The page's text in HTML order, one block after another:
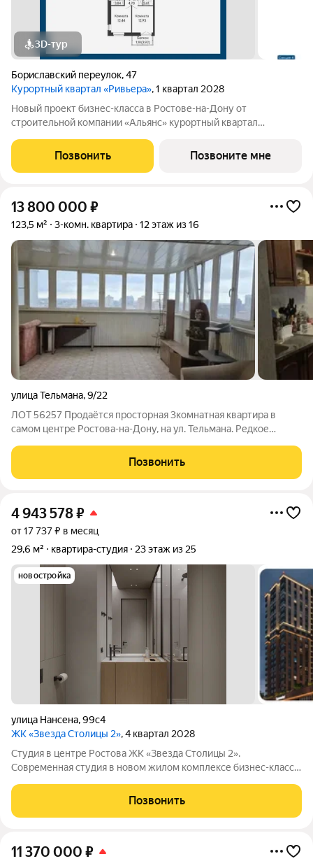
3D-тур
Бориславский переулок,47
Курортный квартал «Ривьера», 1 квартал 2028
Новый проект бизнес-класса в Ростове-на-Дону от
строительной компании «Альянс» курортный квартал
располагается рядом с ТЦ «Горизонт», в окружении парков по
адресу пер. Бориславский, 47. Про такие
Позвонить Позвоните мне
13 800 000 ₽
123,5 м² 3-комн. квартира 12 этаж из 16
улица Тельмана,9/22
ЛОТ 56257 Продаётся просторная 3комнатная квартира в
самом центре Ростова-на-Дону, на ул. Тельмана. Редкое
большая закрытая терраса 50,5 м с панорамным видом на
Позвонить
4 943 578₽
от 17 737 ₽ в месяц
29,6 м²
квартира-студия 23 этаж из 25
новостройка
улица Нансена,99с4
ЖК «Звезда Столицы 2», 4 квартал 2028
Студия в центре Ростова ЖК «Звезда Столицы 2».
Современная студия в новом жилом комплексе бизнес-класса
Семейная ипотека 5%
Позвонить
11 370 000 ₽